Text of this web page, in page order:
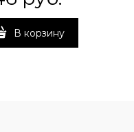
В корзину